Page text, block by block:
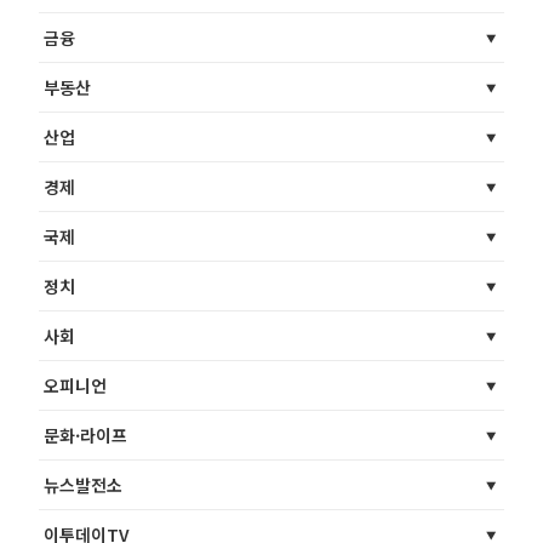
금융
부동산
산업
경제
국제
정치
사회
오피니언
문화·라이프
뉴스발전소
이투데이TV